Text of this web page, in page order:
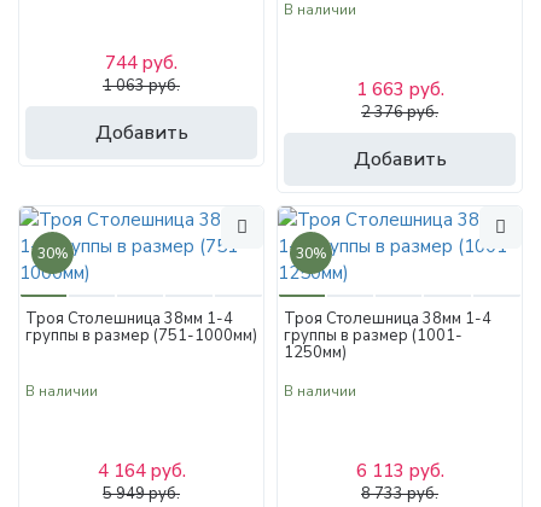
Добавить
744 руб.
1 063 руб.
В наличии
Добавить
1 663 руб.
2 376 руб.
30%
Троя Столешница 38мм 1-4
группы в размер (751-1000мм)
В наличии
4 164 руб.
5 949 руб.
30%
Троя Столешница 38мм 1-4
группы в размер (1001-
1250мм)
В наличии
6 113 руб.
8 733 руб.